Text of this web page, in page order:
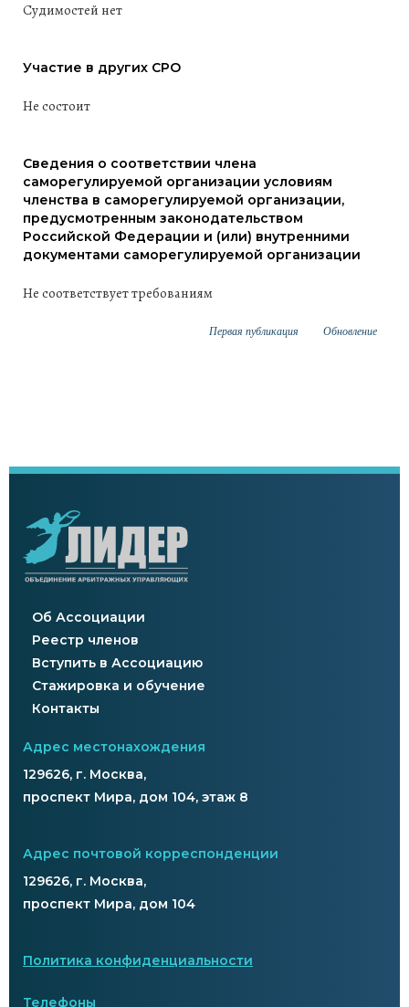
Судимостей нет
Участие в других СРО
Не состоит
Сведения о соответствии члена
саморегулируемой организации условиям
членства в саморегулируемой организации,
предусмотренным законодательством
Российской Федерации и (или) внутренними
документами саморегулируемой организации
Не соответствует требованиям
Первая публикация Обновление
Об Ассоциации
Реестр членов
Вступить в Ассоциацию
Стажировка и обучение
Контакты
Адрес местонахождения
129626, г. Москва,
проспект Мира, дом 104, этаж 8
Адрес почтовой корреспонденции
129626, г. Москва,
проспект Мира, дом 104
Политика конфиденциальности
Телефоны